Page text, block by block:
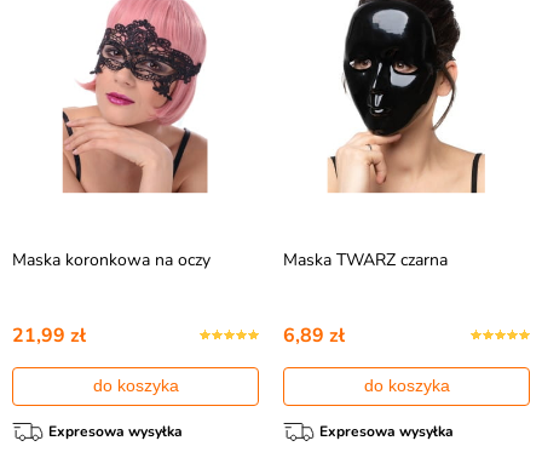
Maska koronkowa na oczy
21,99 zł
do koszyka
Expresowa wysyłka
Maska TWARZ czarna
6,89 zł
do koszyka
Expresowa wysyłka